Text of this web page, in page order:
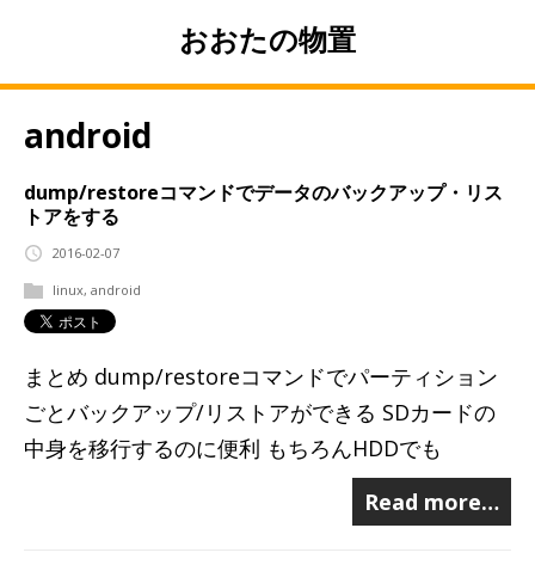
おおたの物置
android
dump/restoreコマンドでデータのバックアップ・リス
トアをする
2016-02-07
linux, android
まとめ dump/restoreコマンドでパーティション
ごとバックアップ/リストアができる SDカードの
中身を移行するのに便利 もちろんHDDでも
Read more…